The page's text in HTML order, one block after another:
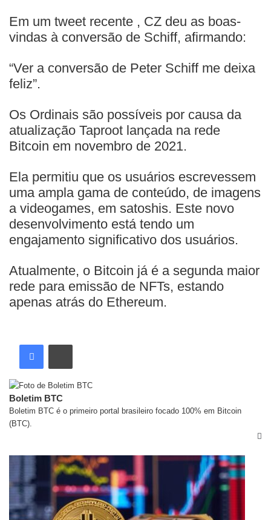
Em um tweet recente , CZ deu as boas-
vindas à conversão de Schiff, afirmando:
“Ver a conversão de Peter Schiff me deixa
feliz”.
Os Ordinais são possíveis por causa da
atualização Taproot lançada na rede
Bitcoin em novembro de 2021.
Ela permitiu que os usuários escrevessem
uma ampla gama de conteúdo, de imagens
a videogames, em satoshis. Este novo
desenvolvimento está tendo um
engajamento significativo dos usuários.
Atualmente, o Bitcoin já é a segunda maior
rede para emissão de NFTs, estando
apenas atrás do Ethereum.
Boletim BTC
Boletim BTC é o primeiro portal brasileiro focado 100% em Bitcoin
(BTC).